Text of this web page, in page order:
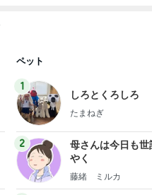
ペット
1
しろとくろしろ
たまねぎ
2
母さんは今日も世
やく
藤緒 ミルカ